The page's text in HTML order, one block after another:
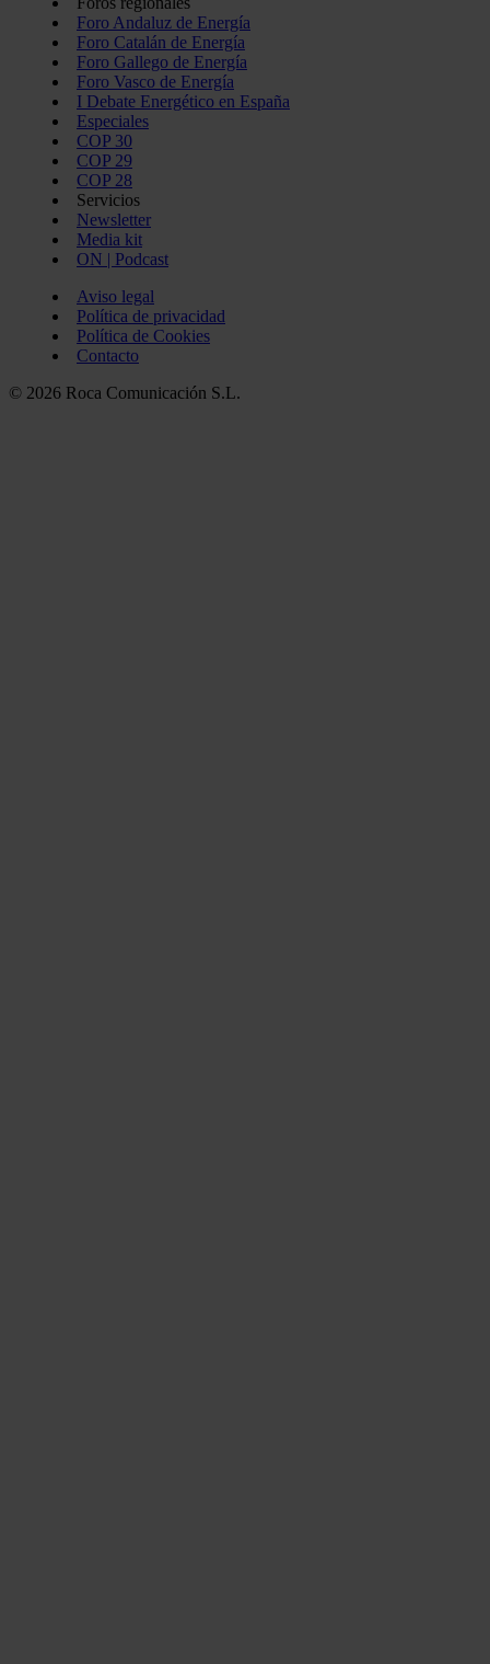
Foro Andaluz de Energía
Foro Catalán de Energía
Foro Gallego de Energía
Foro Vasco de Energía
I Debate Energético en España
Especiales
COP 30
COP 29
COP 28
Servicios
Newsletter
Media kit
ON | Podcast
Aviso legal
Política de privacidad
Política de Cookies
Contacto
© 2026 Roca Comunicación S.L.